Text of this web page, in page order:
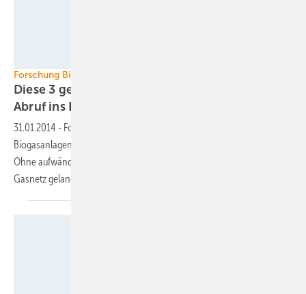
Forschung Biomethan
Diese 3 genialen Einfälle bringen Bioabfälle auf
Abruf ins Erdgasnetz
31.01.2014 - Forscher der Universität Hohenheim machen die
Biogasanlagen der neusten Generation fit für die Sorgen von morgen:
Ohne aufwändige Zusatzprozesse soll jeder Ausgangsstoff ins
Gasnetzgelangen.